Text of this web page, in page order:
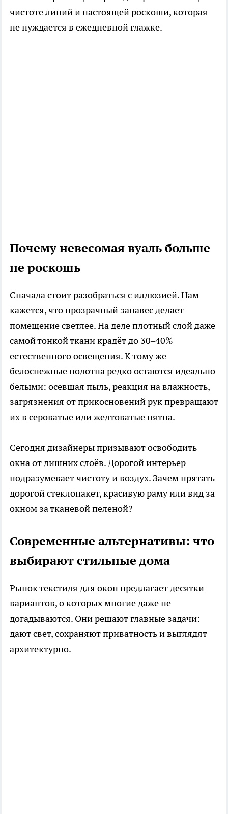
чистоте линий и настоящей роскоши, которая
не нуждается в ежедневной глажке.
Почему невесомая вуаль больше
не роскошь
Сначала стоит разобраться с иллюзией. Нам
кажется, что прозрачный занавес делает
помещение светлее. На деле плотный слой даже
самой тонкой ткани крадёт до 30–40%
естественного освещения. К тому же
белоснежные полотна редко остаются идеально
белыми: осевшая пыль, реакция на влажность,
загрязнения от прикосновений рук превращают
их в сероватые или желтоватые пятна.
Сегодня дизайнеры призывают освободить
окна от лишних слоёв. Дорогой интерьер
подразумевает чистоту и воздух. Зачем прятать
дорогой стеклопакет, красивую раму или вид за
окном за тканевой пеленой?
Современные альтернативы: что
выбирают стильные дома
Рынок текстиля для окон предлагает десятки
вариантов, о которых многие даже не
догадываются. Они решают главные задачи:
дают свет, сохраняют приватность и выглядят
архитектурно.